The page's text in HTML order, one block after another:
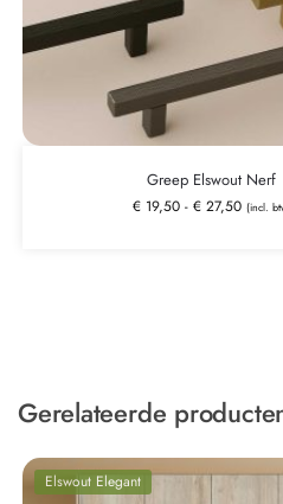
Greep Elswout Nerf
€19,50 - €27,50 (incl.
Gerelateerde
Elswout Elegant